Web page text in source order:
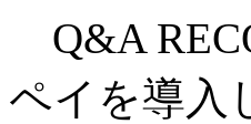
Q&A
ペイを導入